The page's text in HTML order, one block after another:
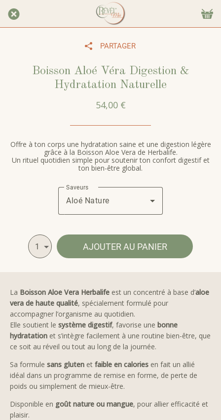
PARTAGER
Boisson Aloé Véra Digestion &
Hydratation Naturelle
54,00 €
Offre à ton corps une hydratation saine et une digestion légère
grâce à la Boisson Aloe Vera de Herbalife.
Un rituel quotidien simple pour soutenir ton confort digestif et
ton bien-être global.
Saveurs
Aloé Nature
1 AJOUTER AU PANIER
La Boisson Aloe Vera Herbalife est un concentré à base d’aloe
vera de haute qualité, spécialement formulé pour
accompagner l’organisme au quotidien.
Elle soutient le système digestif, favorise une bonne
hydratation et s’intègre facilement à une routine bien-être, que
ce soit au réveil ou tout au long de la journée.
Sa formule sans gluten et faible en calories en fait un allié
idéal dans un programme de remise en forme, de perte de
poids ou simplement de mieux-être.
Disponible en goût nature ou mangue, pour allier efficacité et
plaisir.